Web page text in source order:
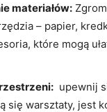
materiałów:
– papier,
które mogą
upewnij
się warsztaty, jest